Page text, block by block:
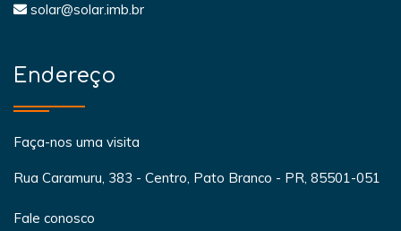
solar@solar.imb.br
Endereço
Faça-nos uma visita
Rua Caramuru, 383 - Centro, Pato Branco - PR, 85501-051
Fale conosco